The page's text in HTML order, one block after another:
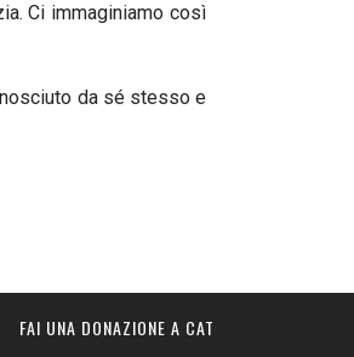
Ci immaginiamo così
da sé stesso e
FAI UNA DONAZIONE A CAT